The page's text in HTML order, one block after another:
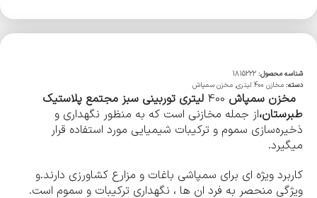
شناسه محصول: 1815222
دسته: مخازن 400 لیتری , مخزن سمپاش
مخزن سمپاش
لیتری توربینی سبز مجتمع پلاستیک
طبرستان،از جمله مخازنی است که به منظور نگهداری و
ذخیره‌سازی سموم و ترکیبات شیمیایی مورد استفاده قرار
میگیرد.
کاربرد ویژه ای برای سمپاشی باغات و مزارع کشاورزی دارند.و
ویژگی منحصر به فرد ان ها ، نگهداری ترکیبات و سموم است.